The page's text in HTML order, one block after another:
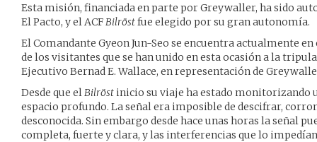
Esta misión, financiada en parte por Greywaller, ha sido
El Pacto, y el ACFBilröstfue elegido por su gran autonomía.
El Comandante Gyeon Jun-Seo se encuentra actualmente
de los visitantes que se han unido en esta ocasión a la
Ejecutivo Bernad E. Wallace, en representación de
Desde que elBilröst inicio su viaje ha estado monitorizando
espacio profundo. La señal era imposible de descifrar,
desconocida. Sin embargo desde hace unas horas la señal
completa, fuerte y clara, y las interferencias que lo